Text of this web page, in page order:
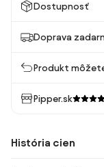
Dostupnosť
Doprava
Produkt
Pipper.sk
História cien